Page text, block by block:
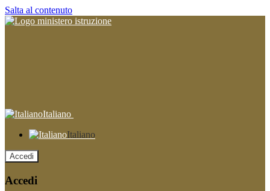
Salta al contenuto
Italiano
Italiano
Accedi
Accedi